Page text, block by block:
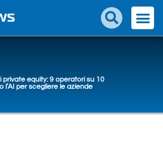
private equity: 9 operatori su 10
l’AI per scegliere le aziende